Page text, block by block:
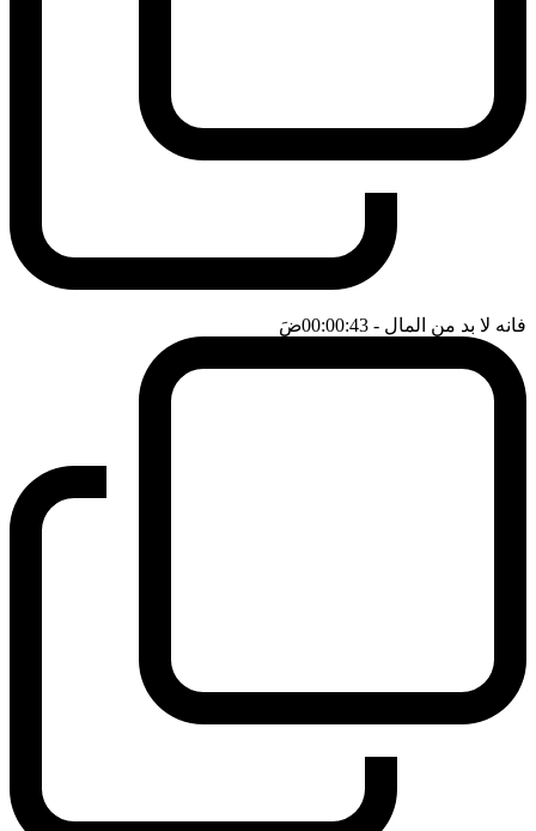
فانه لا بد من المال - 00:00:43 ضَ